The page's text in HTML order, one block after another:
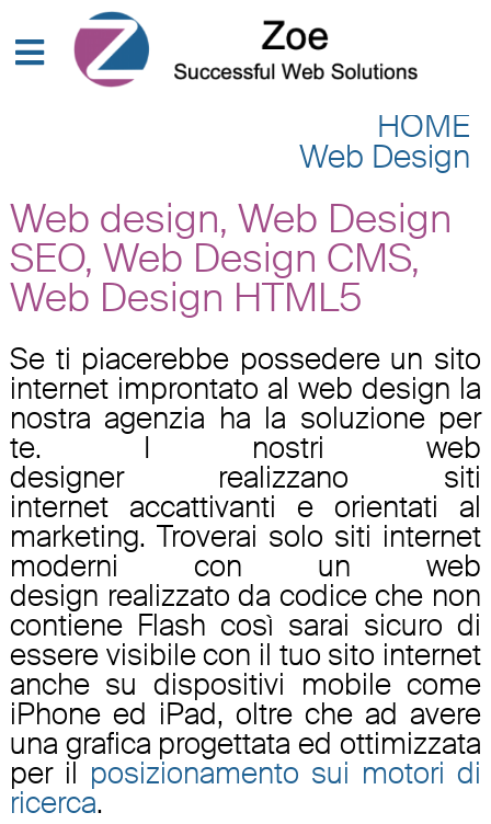
HOME
Web Design
Web design, Web Design
SEO, Web Design CMS,
Web Design HTML5
Se ti piacerebbe possedere un sito
internet improntato al web design la
nostra agenzia ha la soluzione per
te. I nostriweb
designerrealizzano siti
internetaccattivanti e orientati al
marketing. Troverai solo siti internet
moderni con unweb
design realizzato da codice che non
contiene Flash così sarai sicuro di
essere visibile con il tuo sito internet
anche su dispositivi mobile come
iPhone ed iPad, oltre che ad avere
una grafica progettata ed ottimizzata
per il posizionamento sui motori di
ricerca.